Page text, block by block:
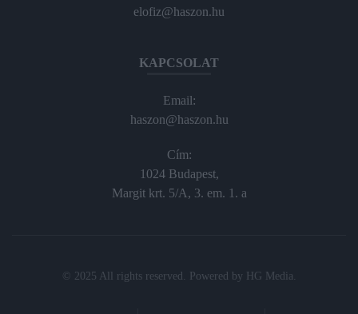
elofiz@haszon.hu
KAPCSOLAT
Email:
haszon@haszon.hu
Cím:
1024 Budapest,
Margit krt. 5/A, 3. em. 1. a
© 2025 All rights reserved. Powered by HG Media